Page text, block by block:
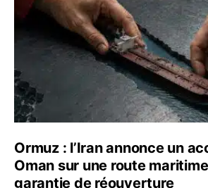
Ormuz : l’Iran annonce un
Oman sur une route
garantie de réouverture